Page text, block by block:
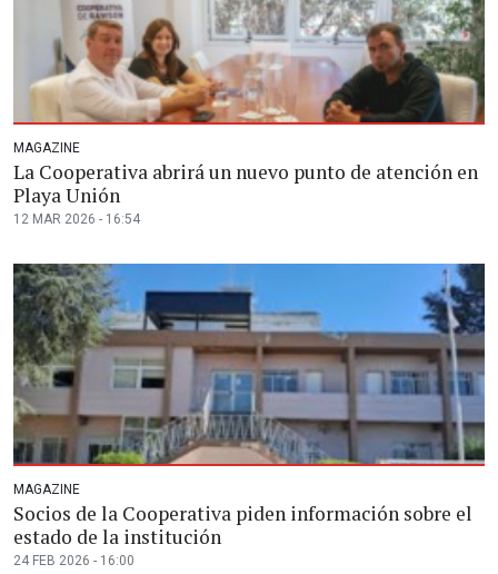
MAGAZINE
La Cooperativa abrirá un nuevo punto de atención en
Playa Unión
12 MAR 2026 - 16:54
MAGAZINE
Socios de la Cooperativa piden información sobre el
estado de la institución
24 FEB 2026 - 16:00